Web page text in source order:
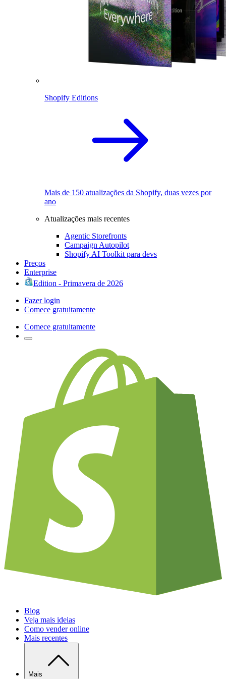
Shopify Editions
Mais de 150 atualizações da Shopify, duas vezes por
ano
Atualizações mais recentes
Agentic Storefronts
Campaign Autopilot
Shopify AI Toolkit para devs
Preços
Enterprise
Edition - Primavera de 2026
Fazer login
Comece gratuitamente
Comece gratuitamente
Blog
Veja mais ideias
Como vender online
Mais recentes
Mais